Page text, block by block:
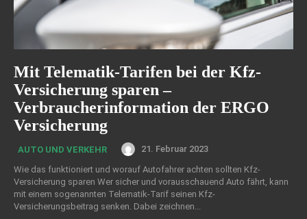
Mit Telematik-Tarifen bei der Kfz-
Versicherung sparen –
Verbraucherinformation der ERGO
Versicherung
AUTO UND VERKEHR
21. Februar 2023
Wie das funktioniert und worauf Autofahrer achten sollten Kfz-
Versicherung sparen Wer sicher und vorausschauend Auto fährt, kann
mit einem sogenannten Telematik-Tarif seinen Kfz-
Versicherungsbeitrag senken. Dabei zeichnen...